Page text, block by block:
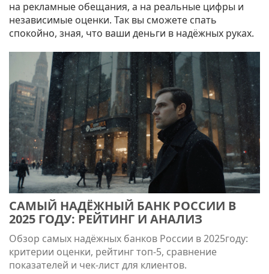
на рекламные обещания, а на реальные цифры и
независимые оценки. Так вы сможете спать
спокойно, зная, что ваши деньги в надёжных руках.
САМЫЙ НАДЁЖНЫЙ БАНК РОССИИ В
2025 ГОДУ: РЕЙТИНГ И АНАЛИЗ
Обзор самых надёжных банков России в 2025году:
критерии оценки, рейтинг топ‑5, сравнение
показателей и чек‑лист для клиентов.